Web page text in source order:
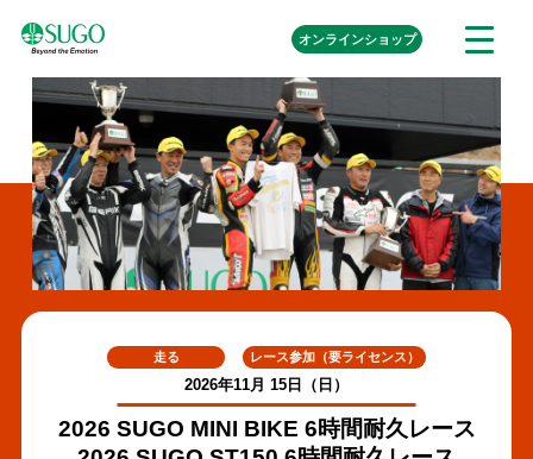
メ
を
開
く
オンラインショップ外
部
走る レース参加（要ライセンス）
2026年11月 15日（日）
2026 SUGO MINI BIKE 6時間耐久レース